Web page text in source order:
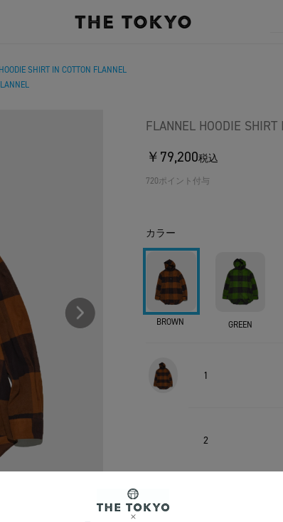
SHIRT IN COTTON FLANNEL
FLANNEL HOODIE SHIRT
￥79,200税込
720ポイント付与
カラー
BROWN GREEN
1
2